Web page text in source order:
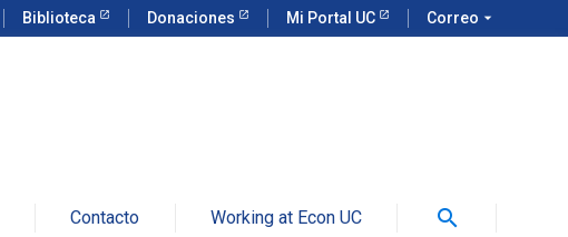
Biblioteca Donaciones Mi Portal UC Correo arrow_drop_down
Contacto Working at Econ UC search